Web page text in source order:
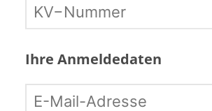
Ihre Anmeldedaten